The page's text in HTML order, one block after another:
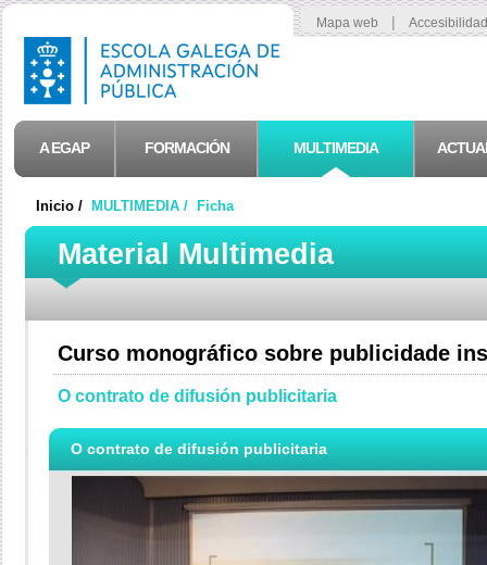
Mapa web |
A EGAP FORMACIÓN MULTIMEDIA
Inicio / MULTIMEDIA / Ficha
Material Multimedia
Curso monográfico sobre publicidade
O contrato de difusión publicitaria
O contrato de difusión publicitaria